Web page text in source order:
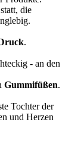
statt, die
.
- an den
Gummifüßen.
Tochter der
und Herzen